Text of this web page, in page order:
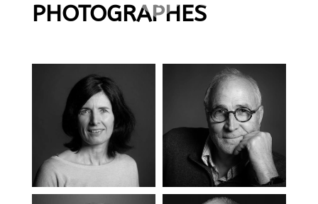
PHOTOGRAPHES